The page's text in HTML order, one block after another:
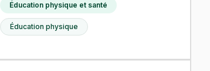
Éducation physique et santé
Éducation physique